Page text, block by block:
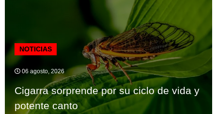
NOTICIAS
06 agosto, 2026
Cigarra sorprende por su ciclo de vida y
potente canto